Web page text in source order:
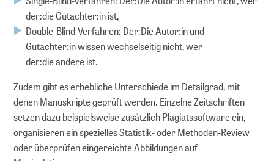
der:die Gutachter:in ist,
Double-Blind-Verfahren: Der:Die Autor:in und
Gutachter:in wissen wechselseitig nicht, wer
der:die andere ist.
Zudem gibt es erhebliche Unterschiede im Detailgrad, mit
denen Manuskripte geprüft werden. Einzelne Zeitschriften
setzen dazu beispielsweise zusätzlich Plagiatssoftware ein,
organisieren ein spezielles Statistik- oder Methoden-Review
oder überprüfen eingereichte Abbildungen auf